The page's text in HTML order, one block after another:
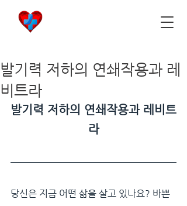
발기력 저하의 연쇄작용과 레
비트라
발기력 저하의 연쇄작용과 레비트
라
당신은 지금 어떤 삶을 살고 있나요? 바쁜